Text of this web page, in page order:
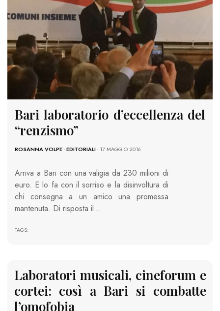
Bari laboratorio d’eccellenza del
“renzismo”
ROSANNA VOLPE-EDITORIALI- 17 MAGGIO 2016
Arriva a Bari con una valigia da 230 milioni di
euro. E lo fa con il sorriso e la disinvoltura di
chi consegna a un amico una promessa
mantenuta. Di risposta il…
TAGS:
Laboratori musicali, cineforum e
cortei: così a Bari si combatte
l’omofobia